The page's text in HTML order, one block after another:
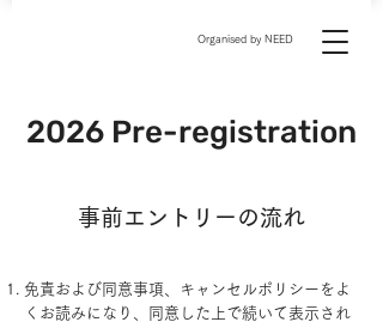
Organised by NEED
2026 Pre-registration
事前エントリーの流れ
免責および同意事項、キャンセルポリシーをよ
くお読みになり、同意した上で続いて表示され